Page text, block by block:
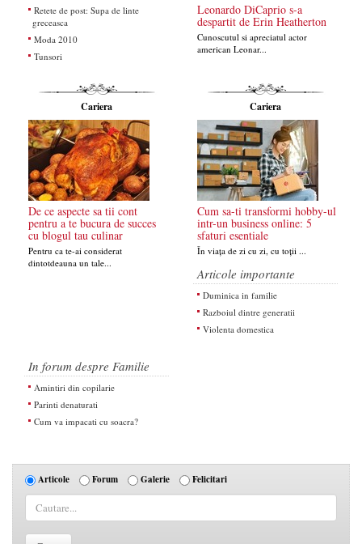
Retete de post: Supa de linte
greceasca
Moda 2010
Tunsori
Leonardo DiCaprio s-a
despartit de Erin Heatherton
Cunoscutul si apreciatul actor
american Leonar...
Cariera
De ce aspecte sa tii cont
pentru a te bucura de succes
cu blogul tau culinar
Pentru ca te-ai considerat
dintotdeauna un tale...
Cariera
Cum sa-ti transformi hobby-ul
intr-un business online: 5
sfaturi esentiale
În viața de zi cu zi, cu toții ...
Articole importante
Duminica in familie
Razboiul dintre generatii
Violenta domestica
In forum despre Familie
Amintiri din copilarie
Parinti denaturati
Cum va impacati cu soacra?
Articole Forum Galerie Felicitari